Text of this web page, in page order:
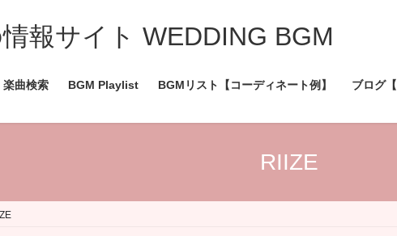
報サイト WEDDING BGM
楽曲検索 BGM Playlist BGMリスト【コーディネート例】 ブログ
RIIZE